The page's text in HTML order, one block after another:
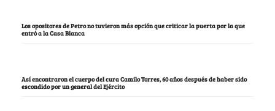
Los opositores de Petro no tuvieron más opción que criticar la puerta por la que
entró a la Casa Blanca
Así encontraron el cuerpo del cura Camilo Torres, 60 años después de haber sido
escondido por un general del Ejército